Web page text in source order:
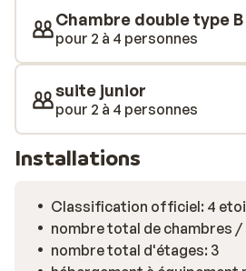
et de délicieux vins sont servis
dîner, nous vous recommandons
maison!
Chambre double type B
pour 2 à 4 personnes
suite junior
pour 2 à 4 personnes
Installations
Classification officiel: 4
nombre total de chambres
nombre total d'étages: 3